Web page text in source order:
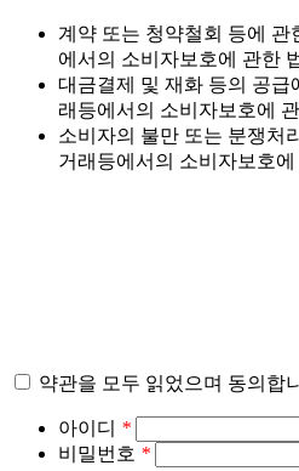
계약 또는 청약철회 등에 관
에서의 소비자보호에 관한
대금결제 및 재화 등의 공급
래등에서의 소비자보호에
소비자의 불만 또는 분쟁처
거래등에서의 소비자보호
약관을 모두 읽었으며 동의합
아이디 *
비밀번호 *